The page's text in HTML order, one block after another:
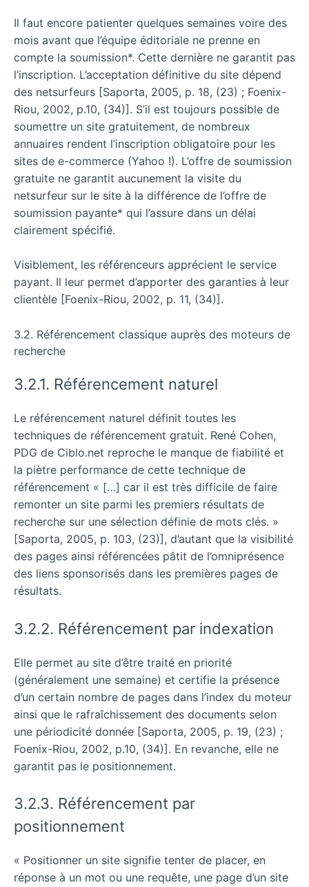
Il faut encore patienter quelques semaines voire des
mois avant que l’équipe éditoriale ne prenne en
compte la soumission*. Cette dernière ne garantit pas
l’inscription. L’acceptation définitive du site dépend
des netsurfeurs [Saporta, 2005, p. 18, (23) ; Foenix-
Riou, 2002, p.10, (34)]. S’il est toujours possible de
soumettre un site gratuitement, de nombreux
annuaires rendent l’inscription obligatoire pour les
sites de e-commerce (Yahoo !). L’offre de soumission
gratuite ne garantit aucunement la visite du
netsurfeur sur le site à la différence de l’offre de
soumission payante* qui l’assure dans un délai
clairement spécifié.
Visiblement, les référenceurs apprécient le service
payant. Il leur permet d’apporter des garanties à leur
clientèle [Foenix-Riou, 2002, p. 11, (34)].
3.2. Référencement classique auprès des moteurs de
recherche
3.2.1. Référencement naturel
Le référencement naturel définit toutes les
techniques de référencement gratuit. René Cohen,
PDG de Ciblo.net reproche le manque de fiabilité et
la piètre performance de cette technique de
référencement « […] car il est très difficile de faire
remonter un site parmi les premiers résultats de
recherche sur une sélection définie de mots clés. »
[Saporta, 2005, p. 103, (23)], d’autant que la visibilité
des pages ainsi référencées pâtit de l’omniprésence
des liens sponsorisés dans les premières pages de
résultats.
3.2.2. Référencement par indexation
Elle permet au site d’être traité en priorité
(généralement une semaine) et certifie la présence
d’un certain nombre de pages dans l’index du moteur
ainsi que le rafraîchissement des documents selon
une périodicité donnée [Saporta, 2005, p. 19, (23) ;
Foenix-Riou, 2002, p.10, (34)]. En revanche, elle ne
garantit pas le positionnement.
3.2.3. Référencement par
positionnement
« Positionner un site signifie tenter de placer, en
réponse à un mot ou une requête, une page d’un site